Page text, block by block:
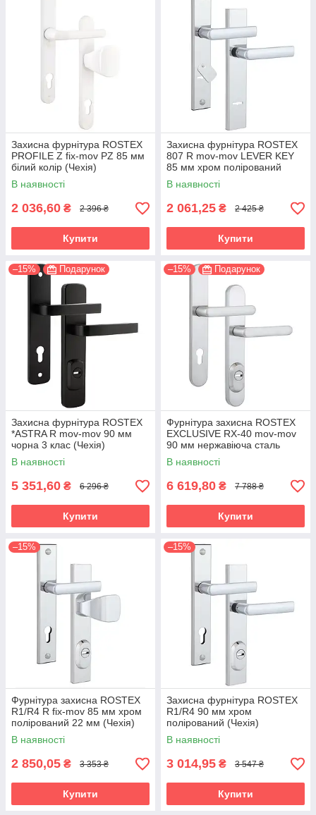
Захисна фурнітура ROSTEX
PROFILE Z fix-mov PZ 85 мм
білий колір (Чехія)
В наявності
2 036,60 ₴ 2 396 ₴
Купити
Захисна фурнітура ROSTEX
807 R mov-mov LEVER KEY
85 мм хром полірований
(Чехія)
В наявності
2 061,25 ₴ 2 425 ₴
Купити
–15% Подарунок
Захисна фурнітура ROSTEX
*ASTRA R mov-mov 90 мм
чорна 3 клас (Чехія)
В наявності
5 351,60 ₴ 6 296 ₴
Купити
–15% Подарунок
Фурнітура захисна ROSTEX
EXCLUSIVE RX-40 mov-mov
90 мм нержавіюча сталь
матова 3 клас (Чехія)
В наявності
6 619,80 ₴ 7 788 ₴
Купити
–15%
Фурнітура захисна ROSTEX
R1/R4 R fix-mov 85 мм хром
полірований 22 мм (Чехія)
В наявності
2 850,05 ₴ 3 353 ₴
Купити
–15%
Захисна фурнітура ROSTEX
R1/R4 90 мм хром
полірований (Чехія)
В наявності
3 014,95 ₴ 3 547 ₴
Купити